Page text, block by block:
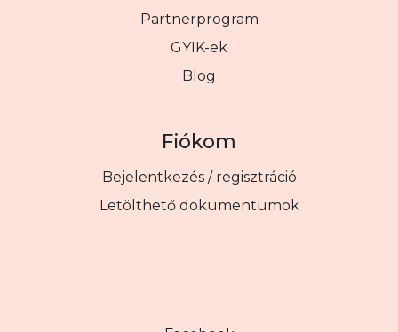
Partnerprogram
GYIK-ek
Blog
Fiókom
Bejelentkezés / regisztráció
Letölthető dokumentumok